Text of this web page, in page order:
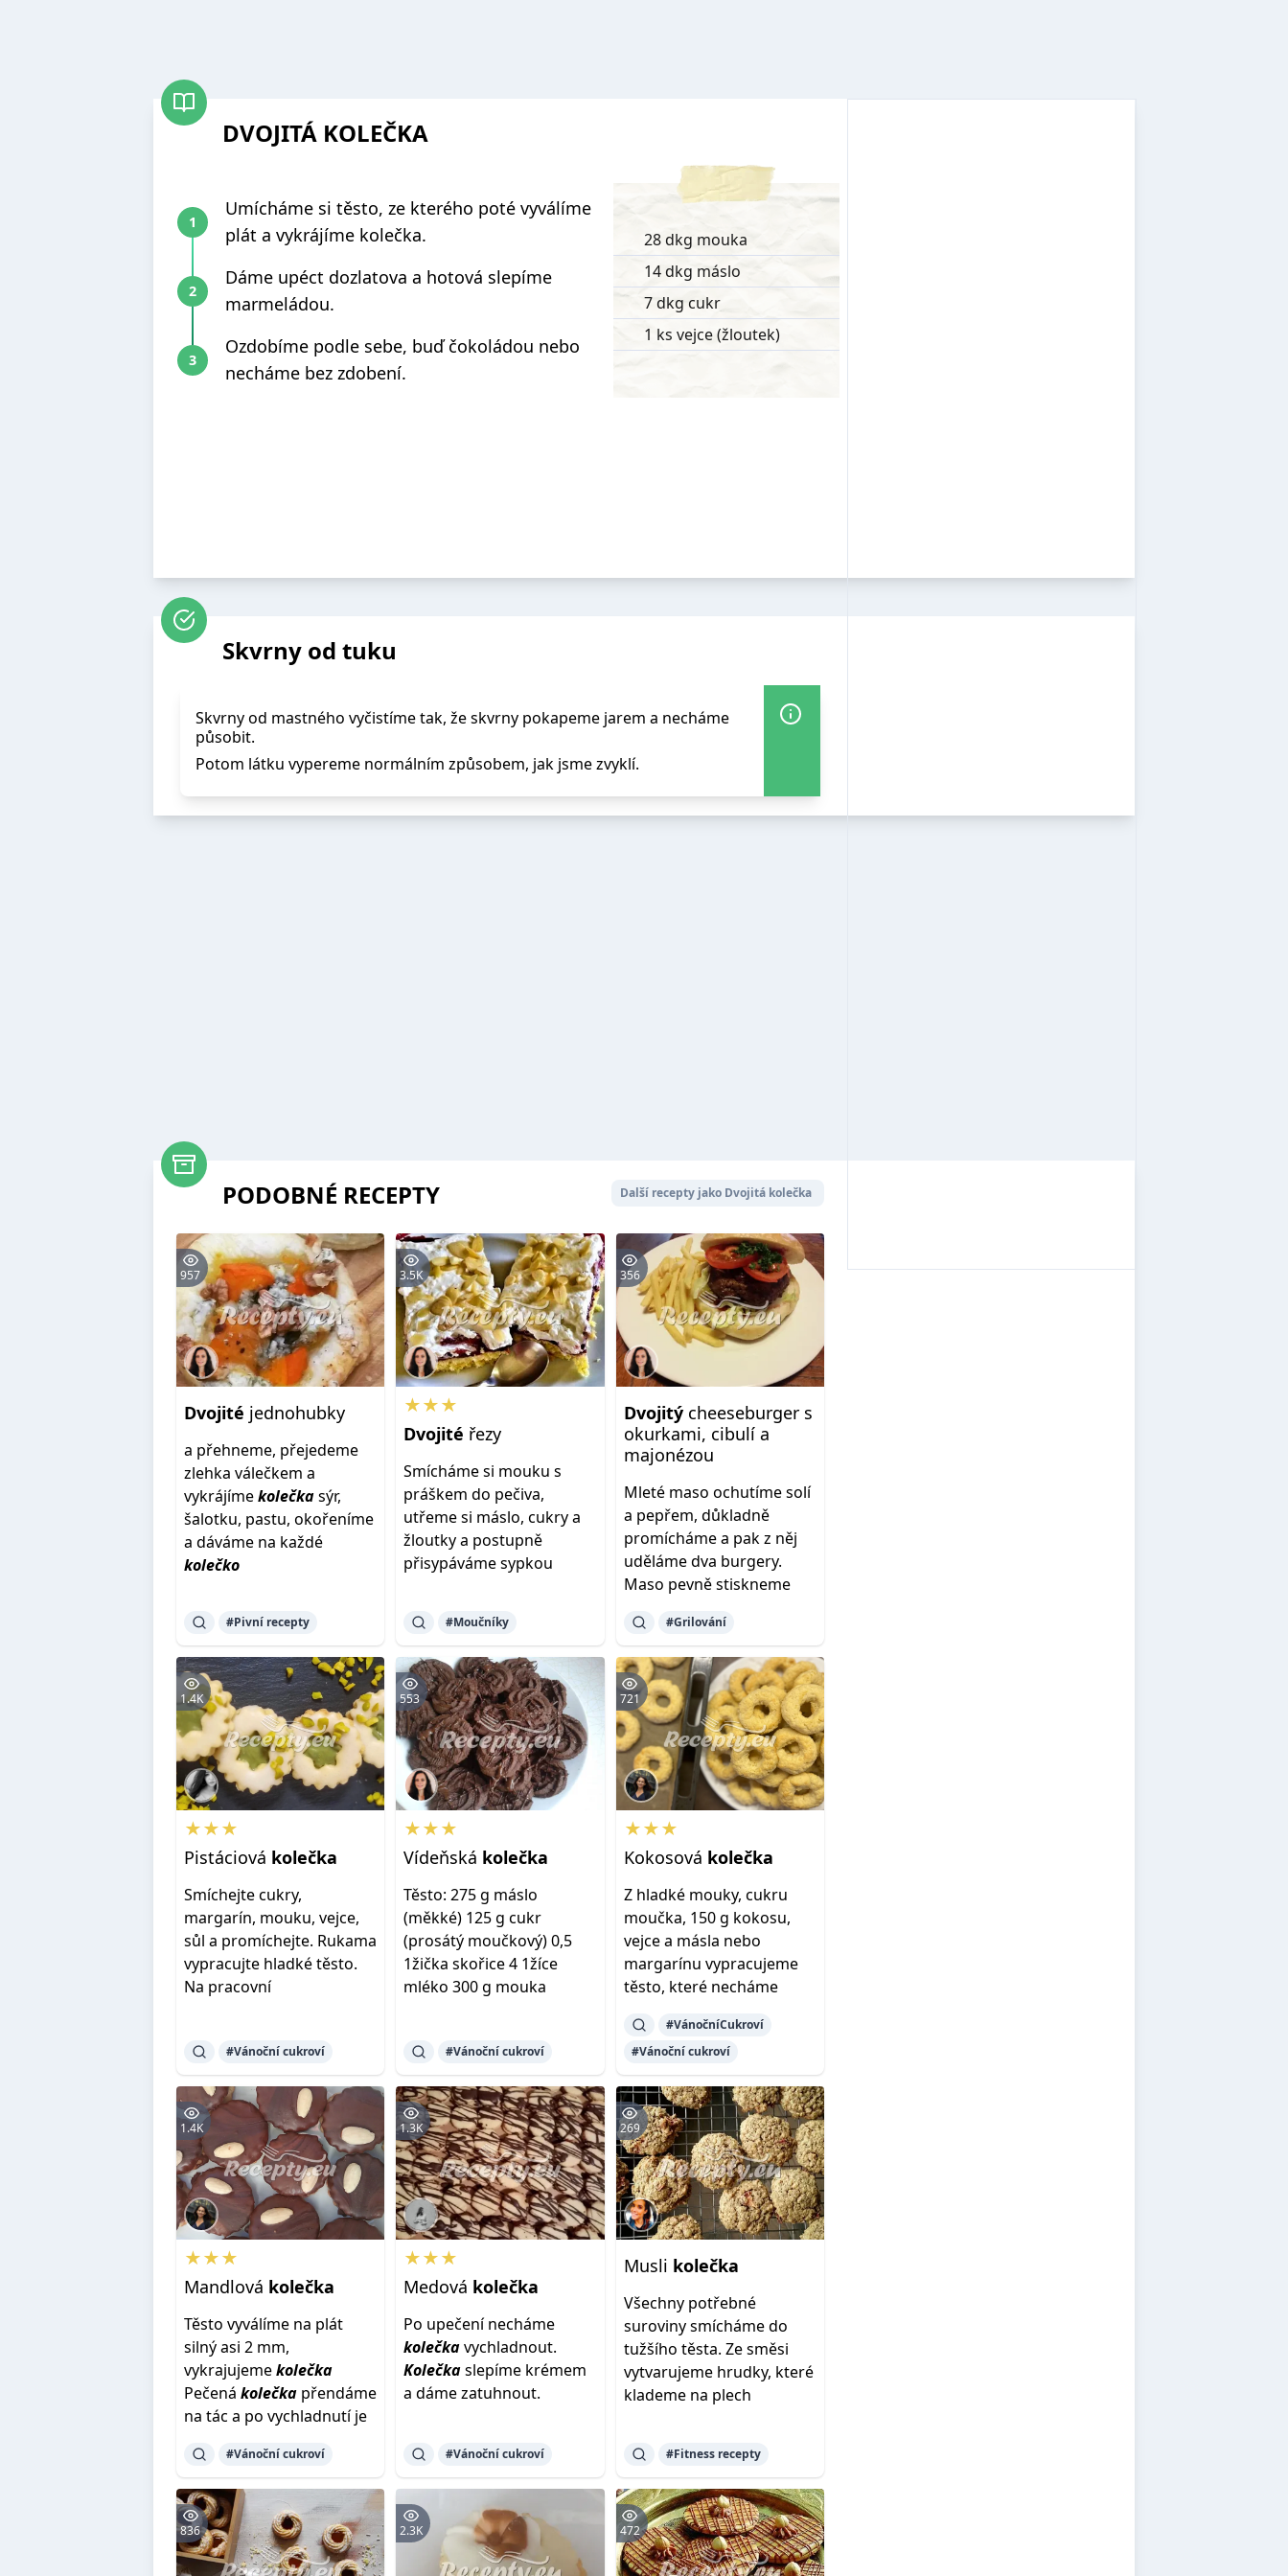
DVOJITÁ KOLEČKA
Umícháme si těsto, ze kterého poté vyválíme
plát a vykrájíme kolečka.
Dáme upéct dozlatova a hotová slepíme
marmeládou.
Ozdobíme podle sebe, buď čokoládou nebo
necháme bez zdobení.
28 dkg mouka
14 dkg máslo
7 dkg cukr
1 ks vejce (žloutek)
Skvrny od tuku
Skvrny od mastného vyčistíme tak, že skvrny pokapeme jarem a necháme
působit.
Potom látku vypereme normálním způsobem, jak jsme zvyklí.
PODOBNÉ RECEPTY Další recepty jako Dvojitá kolečka
957
Dvojité jednohubky
a přehneme, přejedeme
zlehka válečkem a
vykrájímekolečkasýr,
šalotku, pastu, okořeníme
a dáváme na každé
kolečko
#Pivní recepty
3.5K
★★★
Dvojité řezy
Smícháme si mouku s
práškem do pečiva,
utřeme si máslo, cukry a
žloutky a postupně
přisypáváme sypkou
#Moučníky
356
Dvojitýcheeseburger s
okurkami, cibulí a
majonézou
Mleté maso ochutíme solí
a pepřem, důkladně
promícháme a pak z něj
uděláme dva burgery.
Maso pevně stiskneme
#Grilování
1.4K
★★★
Pistáciová kolečka
Smíchejte cukry,
margarín, mouku, vejce,
sůl a promíchejte. Rukama
vypracujte hladké těsto.
Na pracovní
#Vánoční cukroví
553
★★★
Vídeňská kolečka
Těsto: 275 g máslo
(měkké) 125 g cukr
(prosátý moučkový) 0,5
1žička skořice 4 1žíce
mléko 300 g mouka
#Vánoční cukroví
721
★★★
Kokosová kolečka
Z hladké mouky, cukru
moučka, 150 g kokosu,
vejce a másla nebo
margarínu vypracujeme
těsto, které necháme
#VánočníCukroví
#Vánoční cukroví
1.4K
★★★
Mandlová kolečka
Těsto vyválíme na plát
silný asi 2 mm,
vykrajujemekolečka
Pečená kolečka přendáme
na tác a po vychladnutí je
#Vánoční cukroví
1.3K
★★★
Medová kolečka
Po upečení necháme
kolečkavychladnout.
Kolečkaslepíme krémem
a dáme zatuhnout.
#Vánoční cukroví
269
Musli kolečka
Všechny potřebné
suroviny smícháme do
tužšího těsta. Ze směsi
vytvarujeme hrudky, které
klademe na plech
#Fitness recepty
836 2.3K 472